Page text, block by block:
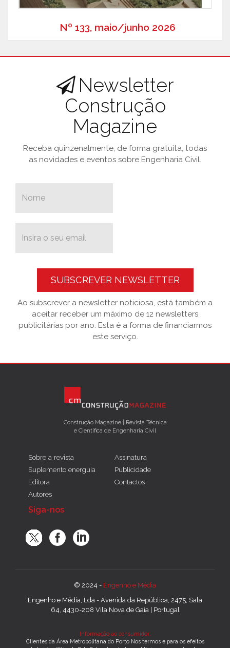
Nº 133, maio/junho 2026
Newsletter
Construção
Magazine
Receba quinzenalmente, de forma gratuita, todas
as novidades e eventos sobre Engenharia Civil.
SUBSCREVER NEWSLETTER
Ao subscrever a newsletter noticiosa, está também a
aceitar receber um máximo de 12 newsletters
publicitárias por ano. Esta é a forma de financiarmos
este serviço.
Construção Magazine | Revista Técnica
e Científica de Engenharia Civil
Sobre a revista
Suplemento energuia
Editora
Autores
Assinatura
Publicidade
Contactos
Siga-nos
© 2024 - Engenho e Média
Engenho e Média, Lda - Avenida da República, 2475, Sala
64, 4430-208 Vila Nova de Gaia | Portugal
Informação ao consumidor:
Clientes da Área Metropolitana do Porto Nos termos e para os efeitos